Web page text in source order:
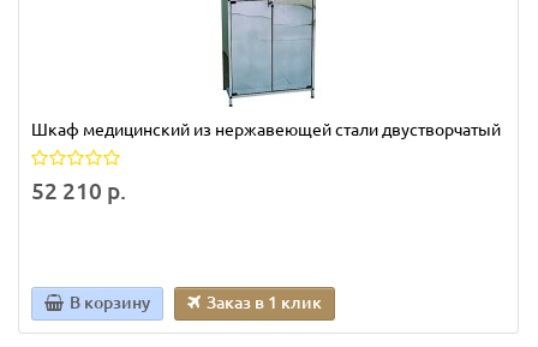
Шкаф медицинский из нержавеющей стали двустворчатый
52 210 р.
В корзину Заказ в 1 клик